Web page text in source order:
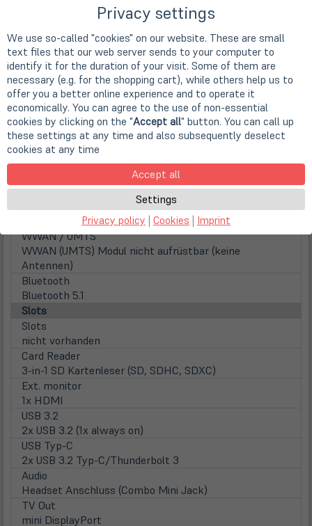
512GB SSD M.2 PCIe/NVMe
Festplattentyp
Solid State Disk
Optical drive
nicht vorhanden
Audio and TV
Audio
HD Audio, Kopfhörerausgang, Dual Array Microphone
Network and wireless connections
10/100/1000 MBit/s Gigabit-Ethernet Adapter
Intel Wi-Fi 6 AX201 (2x2 802.11ax)
WWAN / UMTS
WWAN (UMTS) Modul nicht aufrüstbar (keine
Antennen)
Bluetooth
Bluetooth 5.1
Slots
Slots
nicht vorhanden
Card Reader
3-in-1 SD Kartenleser (SD, SDHC, SDXC)
Ext. monitor
1x HDMI
USB 3.2
2x USB 3.2 (1x always on)
USB Typ-C
2x USB 3.2 Typ-C/Thunderbolt 3
Audio
Headset Anschluss (Combo Mini Jack)
TV Out
mini DisplayPort
Privacy settings
We use so-called "cookies" on our website. These are small
text files that our web server sends to your computer to
identify it for the duration of your visit. Some of them are
necessary (e.g. for the shopping cart), while others help us to
offer you a better online experience and to operate it
economically. You can agree to the use of non-essential
cookies by clicking on the "Accept all" button. You can call up
these settings at any time and also subsequently deselect
cookies at any time
Accept all
Settings
Privacy policy | Cookies | Imprint